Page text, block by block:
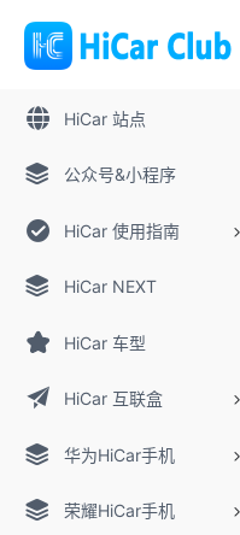
HiCar 站点
公众号&小程序
HiCar 使用指南
HiCar NEXT
HiCar 车型
HiCar 互联盒
华为HiCar手机
荣耀HiCar手机